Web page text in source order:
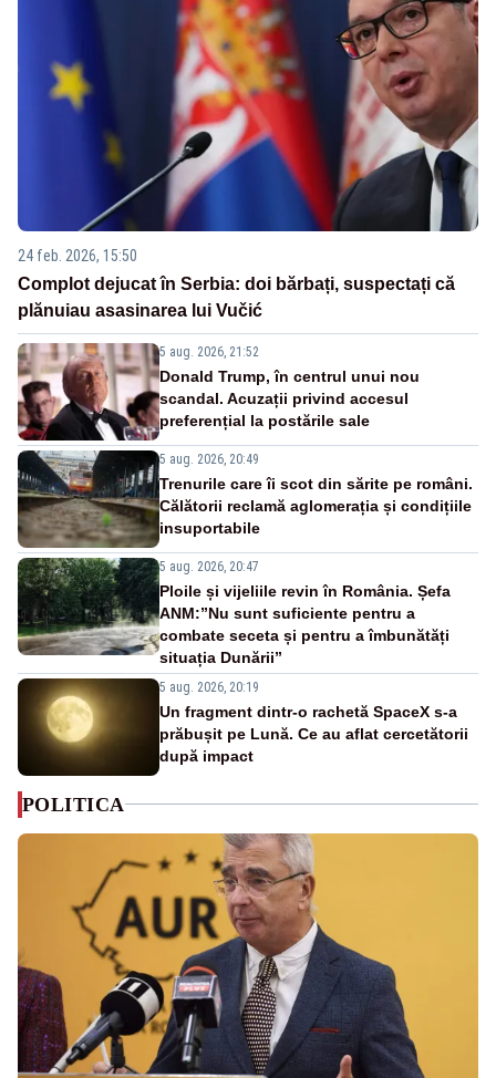
24 feb. 2026, 15:50
Complot dejucat în Serbia: doi bărbați, suspectați că
plănuiau asasinarea lui Vučić
5 aug. 2026, 21:52
Donald Trump, în centrul unui nou
scandal. Acuzații privind accesul
preferențial la postările sale
5 aug. 2026, 20:49
Trenurile care îi scot din sărite pe români.
Călătorii reclamă aglomerația și condițiile
insuportabile
5 aug. 2026, 20:47
Ploile și vijeliile revin în România. Șefa
ANM:”Nu sunt suficiente pentru a
combate seceta și pentru a îmbunătăți
situația Dunării”
5 aug. 2026, 20:19
Un fragment dintr-o rachetă SpaceX s-a
prăbușit pe Lună. Ce au aflat cercetătorii
după impact
POLITICA